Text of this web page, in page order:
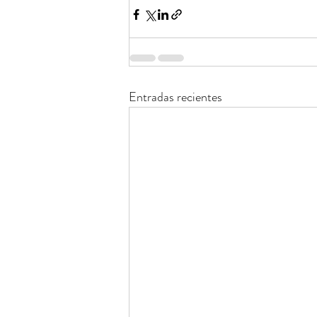
Entradas recientes